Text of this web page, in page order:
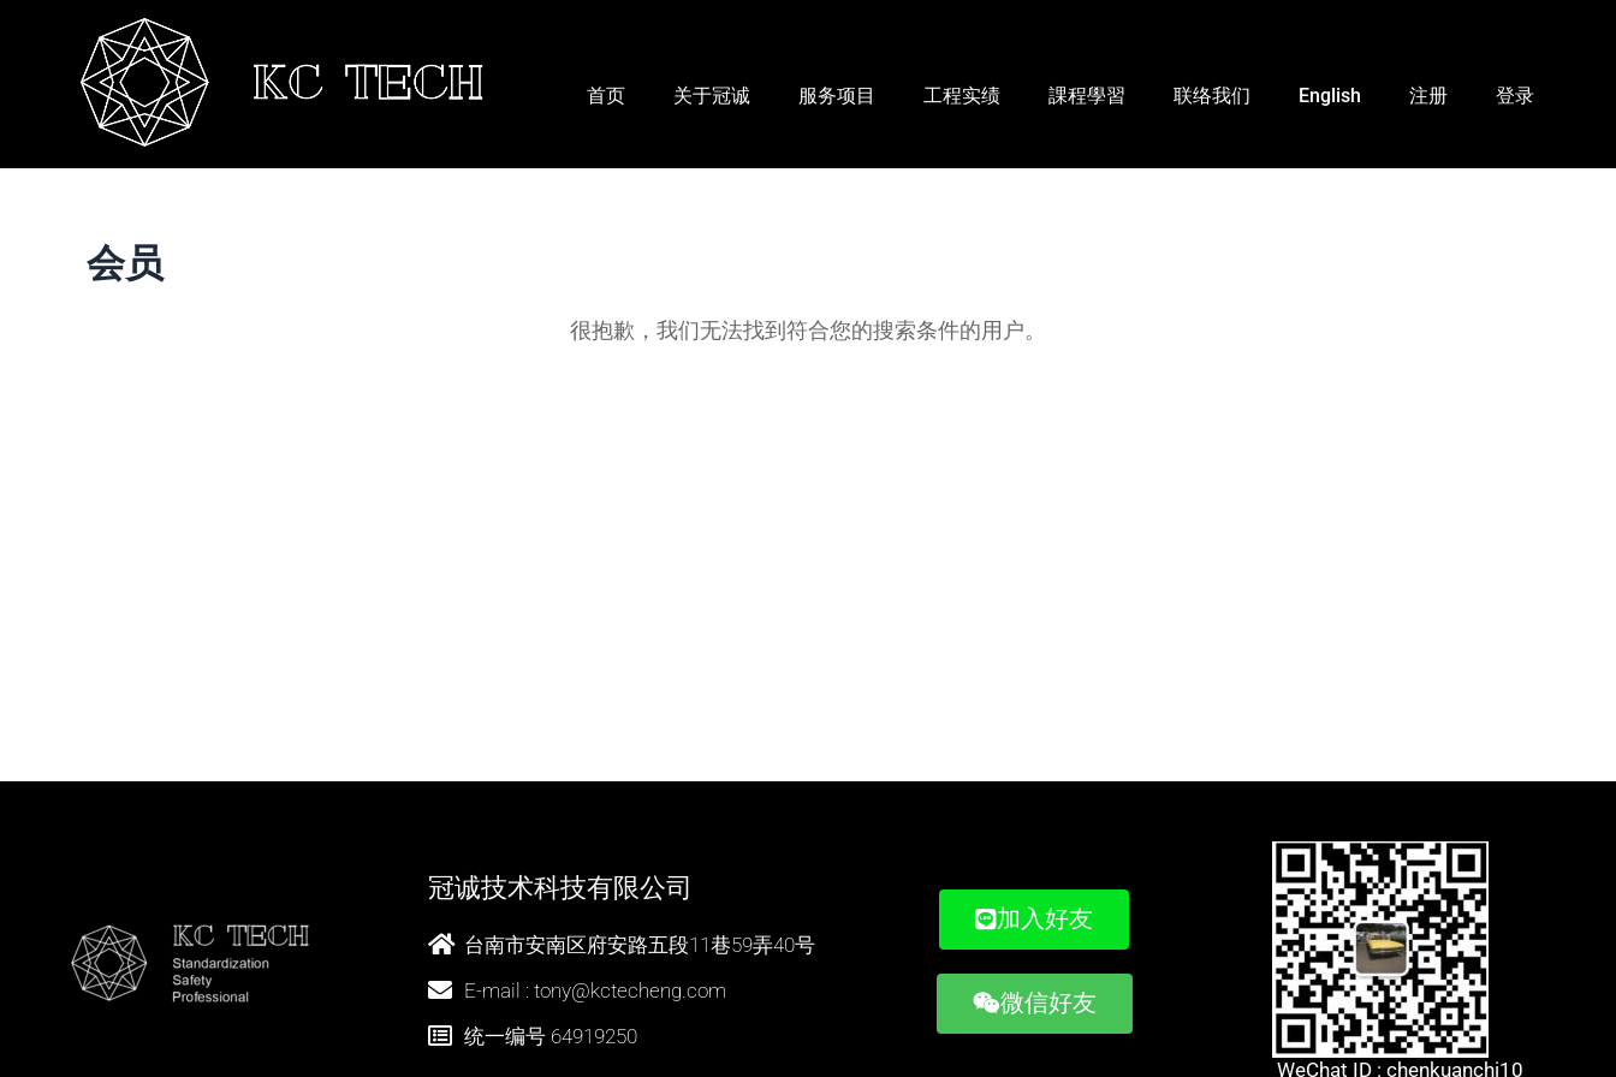
首页 关于冠诚 服务项目 工程实绩 課程學習 联络我们 English 注册 登录
会员
很抱歉，我们无法找到符合您的搜索条件的用户。
冠诚技术科技有限公司
台南市安南区府安路五段11巷59弄40号
E-mail : tony@kctecheng.com
统一编号 64919250
加入好友
微信好友
WeChat ID : chenkuanchi10